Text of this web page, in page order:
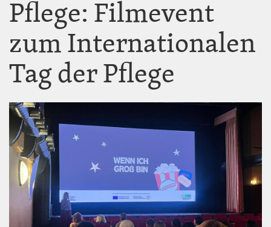
Pflege: Filmevent
zum Internationalen
Tag der Pflege
Image